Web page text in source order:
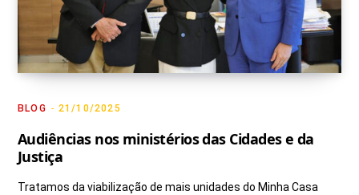
BLOG 21/10/2025
Audiências nos ministérios das Cidades e da
Justiça
Tratamos da viabilização de mais unidades do Minha Casa